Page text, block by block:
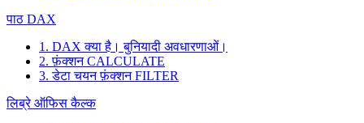
पाठ DAX
1. DAX क्या है। बुनियादी अवधारणाओं।
2. फ़ंक्शन CALCULATE
3. डेटा चयन फ़ंक्शन FILTER
लिब्रे ऑफिस कैल्क